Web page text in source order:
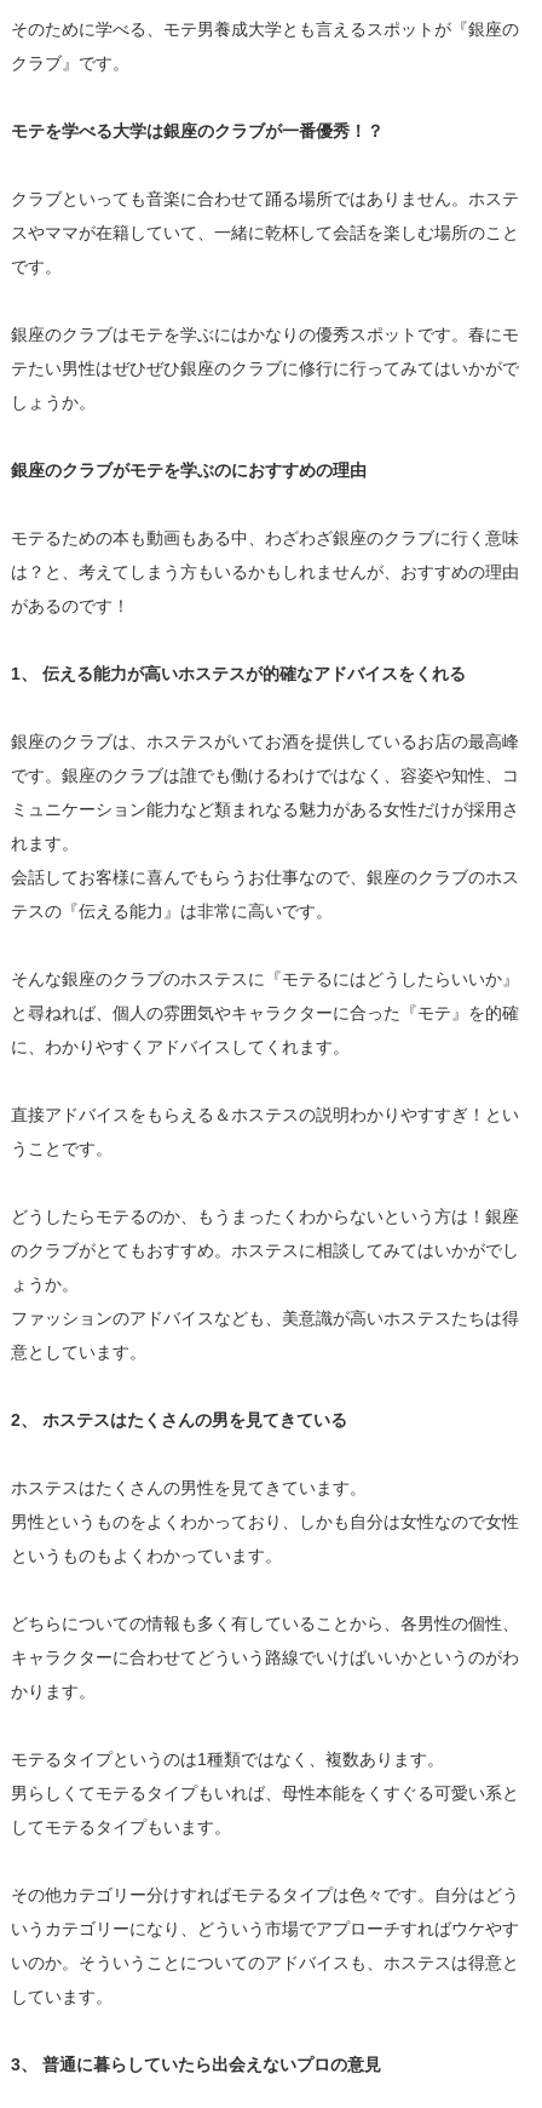
そのために学べる、モテ男養成大学とも言えるスポットが『銀座の
クラブ』です。
モテを学べる大学は銀座のクラブが一番優秀！？
クラブといっても音楽に合わせて踊る場所ではありません。ホステ
スやママが在籍していて、一緒に乾杯して会話を楽しむ場所のこと
です。
銀座のクラブはモテを学ぶにはかなりの優秀スポットです。春にモ
テたい男性はぜひぜひ銀座のクラブに修行に行ってみてはいかがで
しょうか。
銀座のクラブがモテを学ぶのにおすすめの理由
モテるための本も動画もある中、わざわざ銀座のクラブに行く意味
は？と、考えてしまう方もいるかもしれませんが、おすすめの理由
があるのです！
1、 伝える能力が高いホステスが的確なアドバイスをくれる
銀座のクラブは、ホステスがいてお酒を提供しているお店の最高峰
です。銀座のクラブは誰でも働けるわけではなく、容姿や知性、コ
ミュニケーション能力など類まれなる魅力がある女性だけが採用さ
れます。
会話してお客様に喜んでもらうお仕事なので、銀座のクラブのホス
テスの『伝える能力』は非常に高いです。
そんな銀座のクラブのホステスに『モテるにはどうしたらいいか』
と尋ねれば、個人の雰囲気やキャラクターに合った『モテ』を的確
に、わかりやすくアドバイスしてくれます。
直接アドバイスをもらえる＆ホステスの説明わかりやすすぎ！とい
うことです。
どうしたらモテるのか、もうまったくわからないという方は！銀座
のクラブがとてもおすすめ。ホステスに相談してみてはいかがでし
ょうか。
ファッションのアドバイスなども、美意識が高いホステスたちは得
意としています。
2、 ホステスはたくさんの男を見てきている
ホステスはたくさんの男性を見てきています。
男性というものをよくわかっており、しかも自分は女性なので女性
というものもよくわかっています。
どちらについての情報も多く有していることから、各男性の個性、
キャラクターに合わせてどういう路線でいけばいいかというのがわ
かります。
モテるタイプというのは1種類ではなく、複数あります。
男らしくてモテるタイプもいれば、母性本能をくすぐる可愛い系と
してモテるタイプもいます。
その他カテゴリー分けすればモテるタイプは色々です。自分はどう
いうカテゴリーになり、どういう市場でアプローチすればウケやす
いのか。そういうことについてのアドバイスも、ホステスは得意と
しています。
3、 普通に暮らしていたら出会えないプロの意見